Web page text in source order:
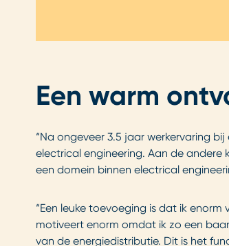
Een warm
“Na ongeveer 3.5 jaar werkervaring
electrical engineering. Aan de andere
een domein binnen electrical
“Een leuke toevoeging is dat ik
motiveert enorm omdat ik zo een
van de energiedistributie. Dit is het